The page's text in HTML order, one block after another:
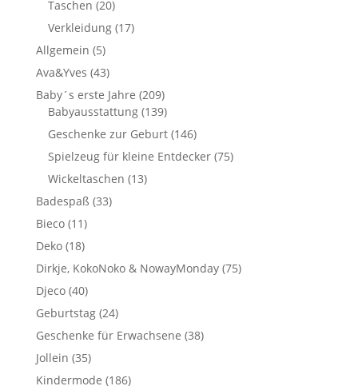
Taschen (20)
Verkleidung (17)
Allgemein (5)
Ava&Yves (43)
Baby´s erste Jahre (209)
Babyausstattung (139)
Geschenke zur Geburt (146)
Spielzeug für kleine Entdecker (75)
Wickeltaschen (13)
Badespaß (33)
Bieco (11)
Deko (18)
Dirkje, KokoNoko & NowayMonday (75)
Djeco (40)
Geburtstag (24)
Geschenke für Erwachsene (38)
Jollein (35)
Kindermode (186)